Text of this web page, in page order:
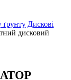
ґрунту Дискові
дисковий